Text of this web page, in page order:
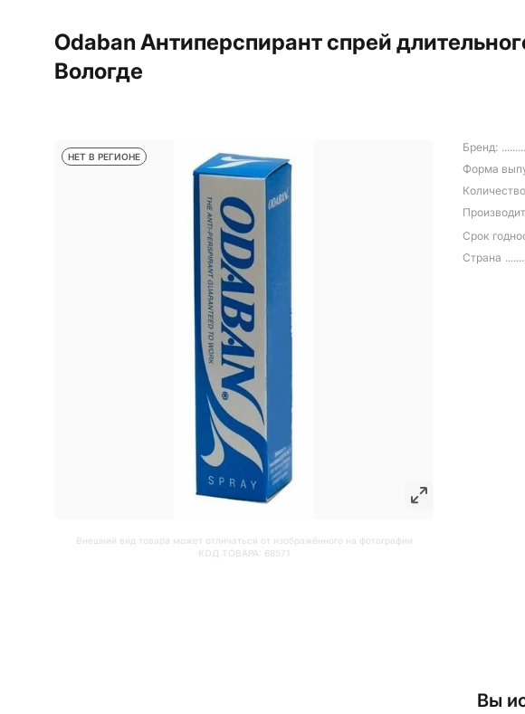
Odaban Антиперспирант спрей
Вологде
НЕТ В РЕГИОНЕ
Внешний вид товара может отличаться от изображённого на фотографии
КОД ТОВАРА: 68571
Бренд:
Форма
Срок
Страна
Вы